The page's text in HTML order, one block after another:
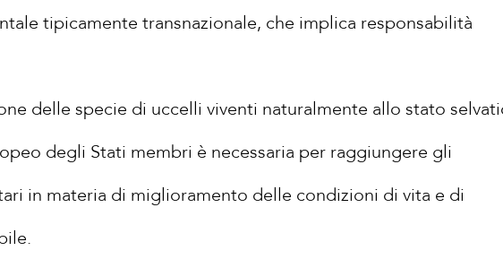
tipicamente transnazionale, che implica responsabilità
delle specie di uccelli viventi naturalmente allo stato
degli Stati membri è necessaria per raggiungere gli
in materia di miglioramento delle condizioni di vita e di